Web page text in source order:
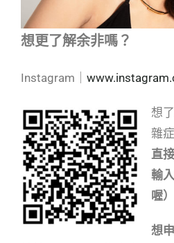
想更了解余非嗎？
Instagram｜
想
雜
直
輸
喔
想